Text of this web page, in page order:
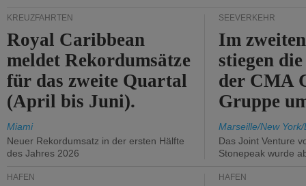
KREUZFAHRTEN
Royal Caribbean
meldet Rekordumsätze
für das zweite Quartal
(April bis Juni).
Miami
Neuer Rekordumsatz in der ersten Hälfte
des Jahres 2026
SEEVERKEHR
Im
stiegen
der CMA
Gruppe
Marseille/New
Das Joint Venture
Stonepeak wurde
HÄFEN HÄFEN